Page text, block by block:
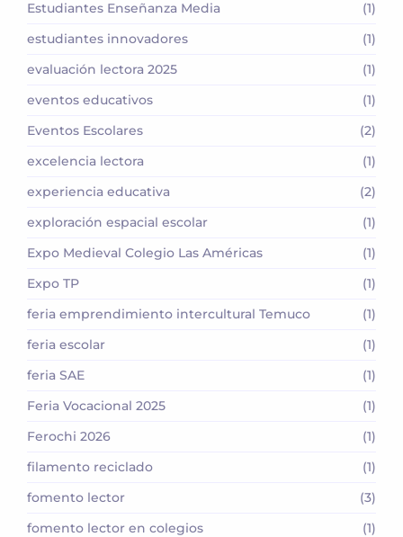
Estudiantes Enseñanza Media
(1)
estudiantes innovadores
(1)
evaluación lectora 2025
(1)
eventos educativos
(1)
Eventos Escolares
(2)
excelencia lectora
(1)
experiencia educativa
(2)
exploración espacial escolar
(1)
Expo Medieval Colegio Las Américas
(1)
Expo TP
(1)
feria emprendimiento intercultural Temuco
(1)
feria escolar
(1)
feria SAE
(1)
Feria Vocacional 2025
(1)
Ferochi 2026
(1)
filamento reciclado
(1)
fomento lector
(3)
fomento lector en colegios
(1)